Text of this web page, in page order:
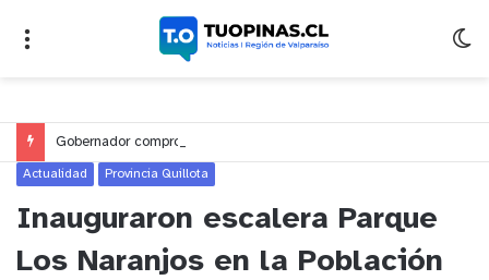
Actualidad Provincia Quillota
Inauguraron escalera Parque
Los Naranjos en la Población